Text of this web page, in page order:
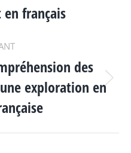
français
Article
des
exploration en